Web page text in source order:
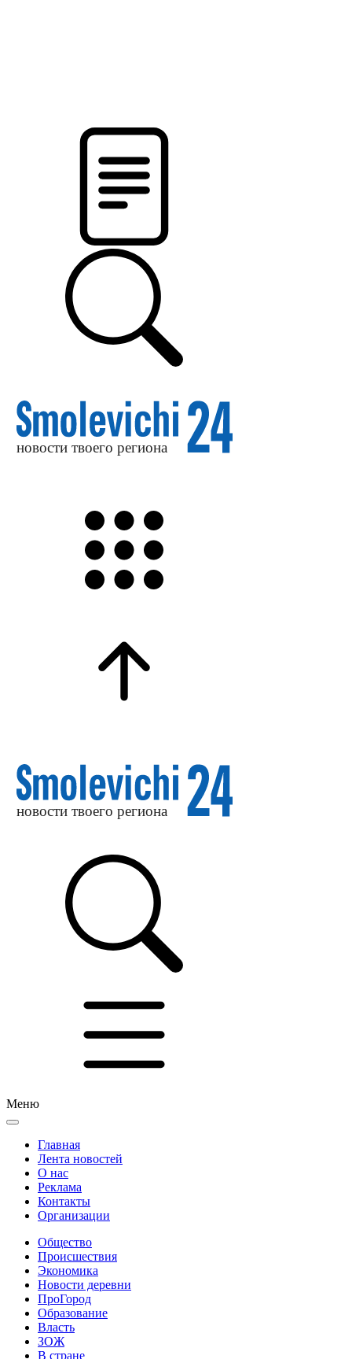
Меню
Главная
Лента новостей
О нас
Реклама
Контакты
Организации
Общество
Происшествия
Экономика
Новости деревни
ПроГород
Образование
Власть
ЗОЖ
В стране